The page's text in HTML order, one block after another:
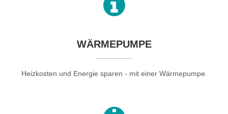
WÄRMEPUMPE
Heizkosten und Energie sparen - mit einer Wärmepumpe.